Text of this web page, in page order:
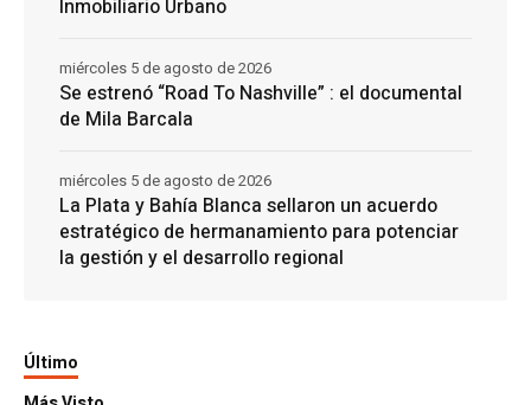
Inmobiliario Urbano
Se estrenó “Road To Nashville” : el documental
de Mila Barcala
miércoles 5 de agosto de 2026
La Plata y Bahía Blanca sellaron un acuerdo
estratégico de hermanamiento para potenciar
la gestión y el desarrollo regional
miércoles 5 de agosto de 2026
Último